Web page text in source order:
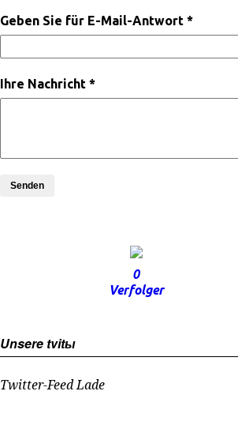
Geben Sie für E-Mail-Antwort *
Ihre Nachricht *
Senden
0
Verfolger
Unsere tvitы
Twitter-Feed Lade